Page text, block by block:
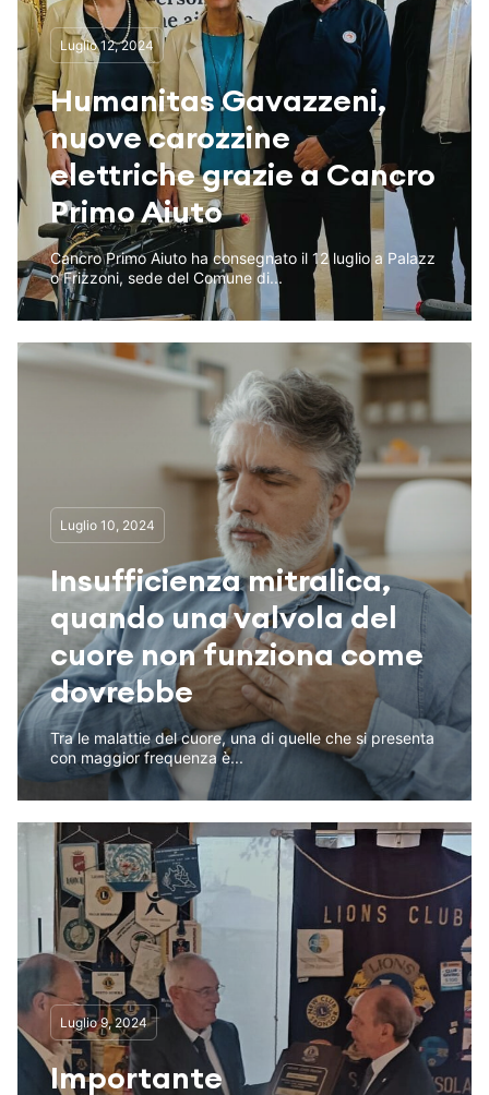
Luglio 12, 2024
Humanitas Gavazzeni,
nuove carozzine
elettriche grazie a Cancro
Primo Aiuto
Cancro Primo Aiuto ha consegnato il 12 luglio a Palazz
o Frizzoni, sede del Comune di...
Luglio 10, 2024
Insufficienza mitralica,
quando una valvola del
cuore non funziona come
dovrebbe
Tra le malattie del cuore, una di quelle che si presenta
con maggior frequenza è...
Luglio 9, 2024
Importante